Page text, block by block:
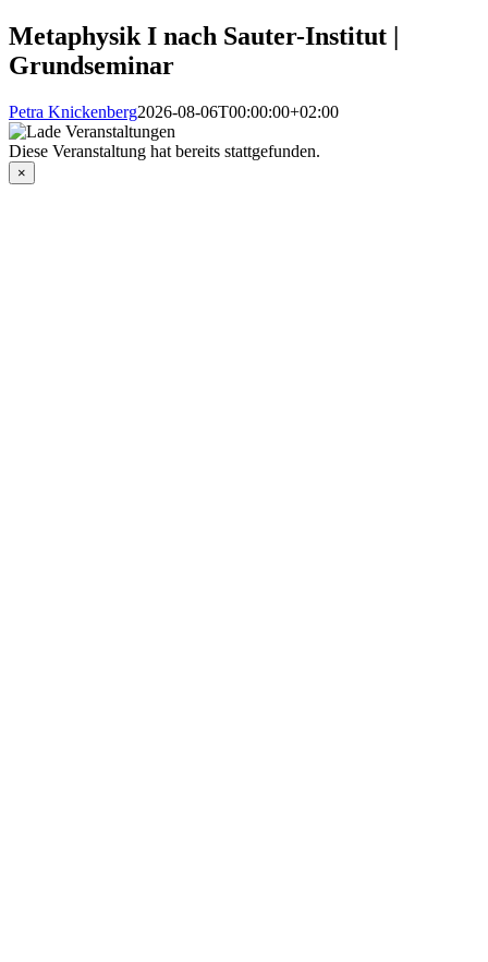
Metaphysik I nach Sauter-Institut |
Grundseminar
Petra Knickenberg2026-08-06T00:00:00+02:00
Diese Veranstaltung hat bereits stattgefunden.
×